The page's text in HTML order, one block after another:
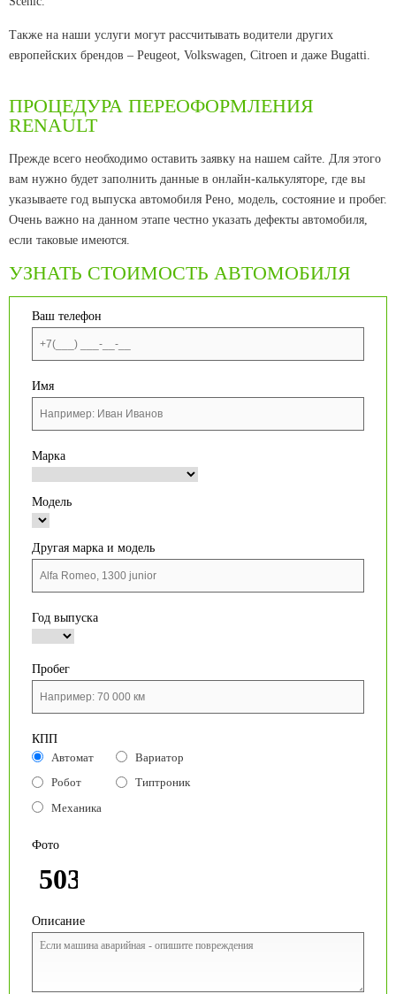
Также на наши услуги могут рассчитывать водители других
европейских брендов – Peugeot, Volkswagen, Citroen и даже Bugatti.
ПРОЦЕДУРА ПЕРЕОФОРМЛЕНИЯ
RENAULT
Прежде всего необходимо оставить заявку на нашем сайте. Для этого
вам нужно будет заполнить данные в онлайн-калькуляторе, где вы
указываете год выпуска автомобиля Рено, модель, состояние и пробег.
Очень важно на данном этапе честно указать дефекты автомобиля,
если таковые имеются.
УЗНАТЬ СТОИМОСТЬ АВТОМОБИЛЯ
Ваш телефон
Имя
Марка
Модель
Другая марка и модель
Год выпуска
Пробег
КПП
Автомат
Вариатор
Робот
Типтроник
Механика
Фото
Описание